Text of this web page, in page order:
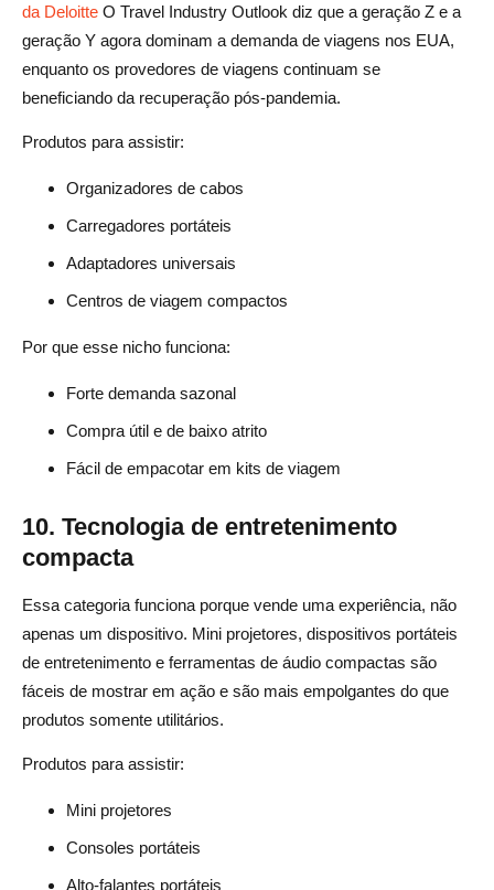
da Deloitte O Travel Industry Outlook diz que a geração Z e a
geração Y agora dominam a demanda de viagens nos EUA,
enquanto os provedores de viagens continuam se
beneficiando da recuperação pós-pandemia.
Produtos para assistir:
Organizadores de cabos
Carregadores portáteis
Adaptadores universais
Centros de viagem compactos
Por que esse nicho funciona:
Forte demanda sazonal
Compra útil e de baixo atrito
Fácil de empacotar em kits de viagem
10. Tecnologia de entretenimento
compacta
Essa categoria funciona porque vende uma experiência, não
apenas um dispositivo. Mini projetores, dispositivos portáteis
de entretenimento e ferramentas de áudio compactas são
fáceis de mostrar em ação e são mais empolgantes do que
produtos somente utilitários.
Produtos para assistir:
Mini projetores
Consoles portáteis
Alto-falantes portáteis